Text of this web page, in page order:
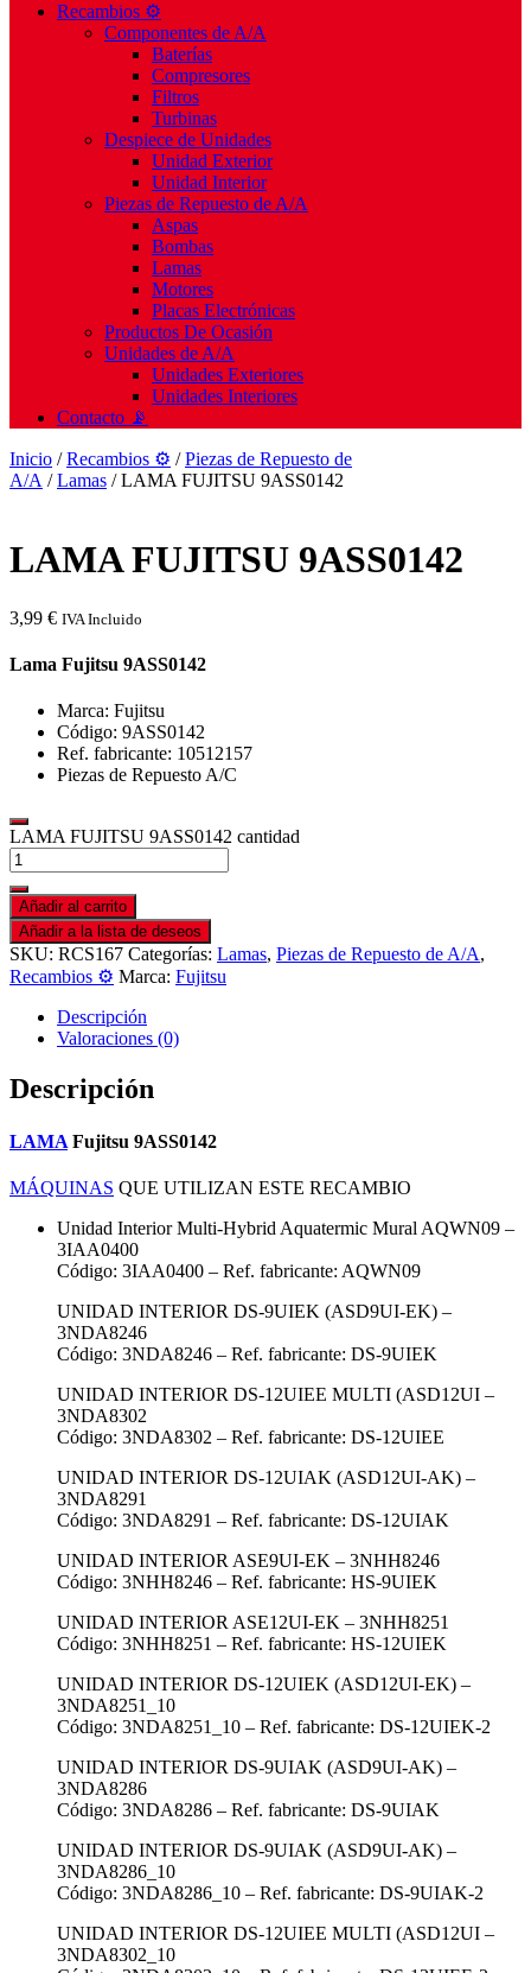
Recambios ⚙️
Componentes de A/A
Baterías
Compresores
Filtros
Turbinas
Despiece de Unidades
Unidad Exterior
Unidad Interior
Piezas de Repuesto de A/A
Aspas
Bombas
Lamas
Motores
Placas Electrónicas
Productos De Ocasión
Unidades de A/A
Unidades Exteriores
Unidades Interiores
Contacto 📡
Inicio /Recambios ⚙️ /Piezas de Repuesto de
A/A /Lamas / LAMA FUJITSU 9ASS0142
LAMA FUJITSU 9ASS0142
3,99 € IVA Incluido
Lama Fujitsu 9ASS0142
Marca: Fujitsu
Código: 9ASS0142
Ref. fabricante: 10512157
Piezas de Repuesto A/C
LAMA FUJITSU 9ASS0142 cantidad
Añadir al carrito
Añadir a la lista de deseos
SKU: RCS167 Categorías: Lamas, Piezas de Repuesto de A/A,
Recambios ⚙️ Marca: Fujitsu
Descripción
Valoraciones (0)
Descripción
LAMA Fujitsu 9ASS0142
MÁQUINAS QUE UTILIZAN ESTE RECAMBIO
Unidad Interior Multi-Hybrid Aquatermic Mural AQWN09 –
3IAA0400
Código: 3IAA0400 – Ref. fabricante: AQWN09
UNIDAD INTERIOR DS-9UIEK (ASD9UI-EK) –
3NDA8246
Código: 3NDA8246 – Ref. fabricante: DS-9UIEK
UNIDAD INTERIOR DS-12UIEE MULTI (ASD12UI –
3NDA8302
Código: 3NDA8302 – Ref. fabricante: DS-12UIEE
UNIDAD INTERIOR DS-12UIAK (ASD12UI-AK) –
3NDA8291
Código: 3NDA8291 – Ref. fabricante: DS-12UIAK
UNIDAD INTERIOR ASE9UI-EK – 3NHH8246
Código: 3NHH8246 – Ref. fabricante: HS-9UIEK
UNIDAD INTERIOR ASE12UI-EK – 3NHH8251
Código: 3NHH8251 – Ref. fabricante: HS-12UIEK
UNIDAD INTERIOR DS-12UIEK (ASD12UI-EK) –
3NDA8251_10
Código: 3NDA8251_10 – Ref. fabricante: DS-12UIEK-2
UNIDAD INTERIOR DS-9UIAK (ASD9UI-AK) –
3NDA8286
Código: 3NDA8286 – Ref. fabricante: DS-9UIAK
UNIDAD INTERIOR DS-9UIAK (ASD9UI-AK) –
3NDA8286_10
Código: 3NDA8286_10 – Ref. fabricante: DS-9UIAK-2
UNIDAD INTERIOR DS-12UIEE MULTI (ASD12UI –
3NDA8302_10